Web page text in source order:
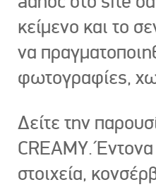
κείμενο και το
να
φωτογραφίες,
Δείτε την
CREAMY.
στοιχεία,